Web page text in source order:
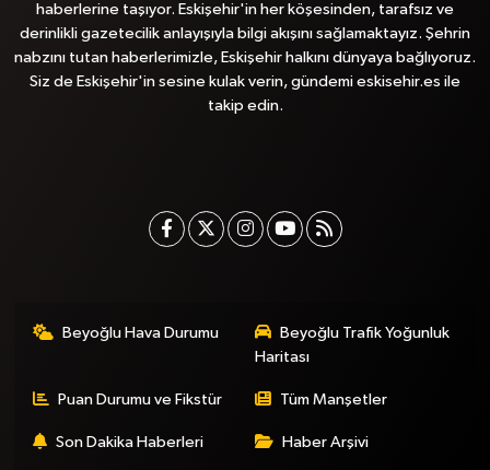
haberlerine taşıyor. Eskişehir'in her köşesinden, tarafsız ve
derinlikli gazetecilik anlayışıyla bilgi akışını sağlamaktayız. Şehrin
nabzını tutan haberlerimizle, Eskişehir halkını dünyaya bağlıyoruz.
Siz de Eskişehir'in sesine kulak verin, gündemi eskisehir.es ile
takip edin.
Beyoğlu Hava Durumu
Beyoğlu Trafik Yoğunluk
Haritası
Puan Durumu ve Fikstür Tüm Manşetler
Son Dakika Haberleri Haber Arşivi